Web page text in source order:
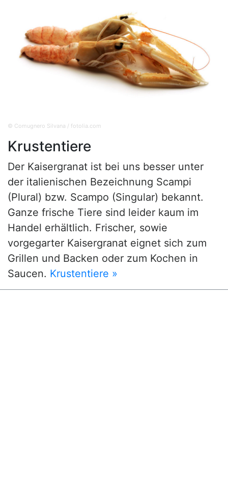
© Comugnero Silvana / fotolia.com
Krustentiere
Der Kaisergranat ist bei uns besser unter
der italienischen Bezeichnung Scampi
(Plural) bzw. Scampo (Singular) bekannt.
Ganze frische Tiere sind leider kaum im
Handel erhältlich. Frischer, sowie
vorgegarter Kaisergranat eignet sich zum
Grillen und Backen oder zum Kochen in
Saucen. Krustentiere »